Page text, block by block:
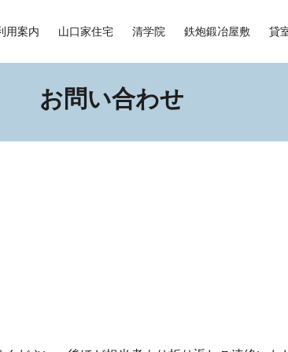
用案内 山口家住宅 清学院 鉄炮鍛冶屋敷 貸
お問い合わせ